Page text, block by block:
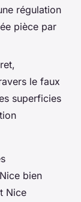
régulation
pièce par
le faux
superficies
bien
Nice